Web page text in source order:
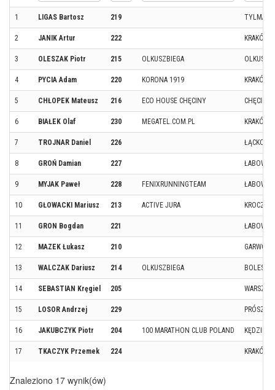
1 LIGAS Bartosz 219
2 JANIK Artur 222 KRAKÓW
3 OLESZAK Piotr 215 OLKUSZBIEGA OLKUSZ
4 PYCIA Adam 220 KORONA 1919 KRAKÓW
5 CHŁOPEK Mateusz 216 ECO HOUSE CHĘCINY CHĘCINY
6 BIAŁEK Olaf 230 MEGATEL.COM.PL KRAKÓW
7 TROJNAR Daniel 226 ŁĄCKO
8 GROŃ Damian 227 ŁABOWA
9 MYJAK Paweł 228 FENIXRUNNINGTEAM ŁABOWA
10 GŁOWACKI Mariusz 213 ACTIVE JURA
11 GRON Bogdan 221 ŁABOWA
12 MAZEK Łukasz 210
13 WALCZAK Dariusz 214 OLKUSZBIEGA
14 SEBASTIAN Kręgiel 205
15 LOSOR Andrzej 229
16 JAKUBCZYK Piotr 204 100 MARATHON CLUB POLAND
17 TKACZYK Przemek 224 KRAKÓW
Znaleziono 17 wynik(ów)